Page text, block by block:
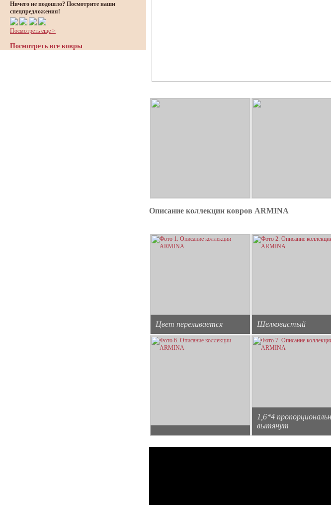
Ничего не подошло? Посмотрите наши
спецпредложения!
Посмотреть еще >
Посмотреть все ковры
Описание коллекции ковров ARMINA
Цвет переливается Шелковистый
1,6*4
вытянут